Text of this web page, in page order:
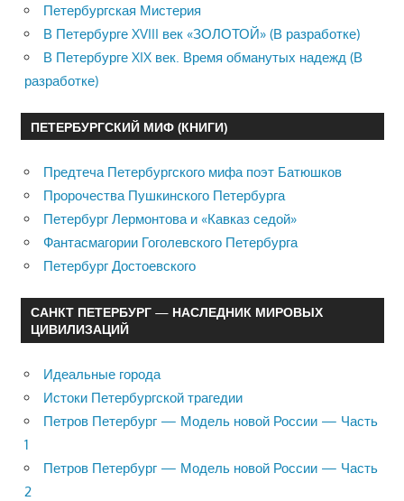
Петербургская Мистерия
В Петербурге XVIII век «ЗОЛОТОЙ» (В разработке)
В Петербурге XIX век. Время обманутых надежд (В
разработке)
ПЕТЕРБУРГСКИЙ МИФ (КНИГИ)
Предтеча Петербургского мифа поэт Батюшков
Пророчества Пушкинского Петербурга
Петербург Лермонтова и «Кавказ седой»
Фантасмагории Гоголевского Петербурга
Петербург Достоевского
САНКТ ПЕТЕРБУРГ — НАСЛЕДНИК МИРОВЫХ
ЦИВИЛИЗАЦИЙ
Идеальные города
Истоки Петербургской трагедии
Петров Петербург — Модель новой России — Часть
1
Петров Петербург — Модель новой России — Часть
2